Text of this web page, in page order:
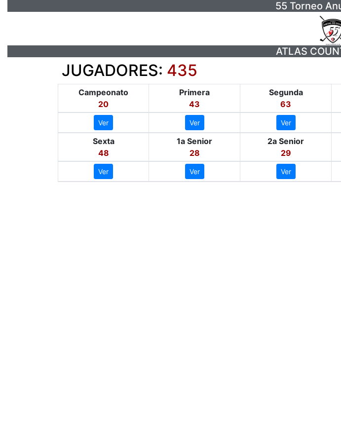
55 Torneo
ATLAS
JUGADORES: 435
Campeonato
20
Primera
43
Segunda
63
Ver Ver Ver
Sexta
48
1a Senior
28
2a Senior
29
Ver Ver Ver